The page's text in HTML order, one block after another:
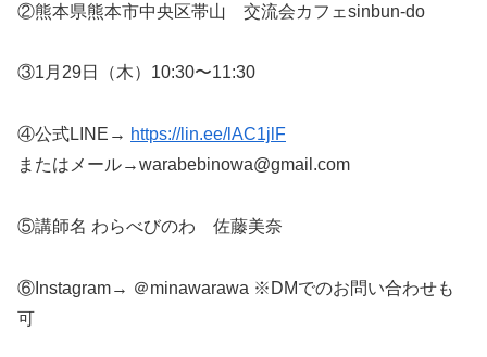
②熊本県熊本市中央区帯山 交流会カフェsinbun-do
③1月29日（木）10:30〜11:30
④公式LINE→ https://lin.ee/lAC1jlF
またはメール→warabebinowa@gmail.com
⑤講師名 わらべびのわ 佐藤美奈
⑥Instagram→ ＠minawarawa ※DMでのお問い合わせも
可